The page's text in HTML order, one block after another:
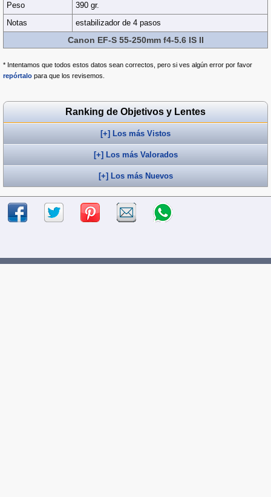
Peso
390 gr.
Notas
estabilizador de 4 pasos
Canon EF-S 55-250mm f4-5.6 IS II
* Intentamos que todos estos datos sean correctos, pero si ves algún error por favor
repórtalo para que los revisemos.
Ranking de Objetivos y Lentes
[+] Los más Vistos
[+] Los más Valorados
[+] Los más Nuevos